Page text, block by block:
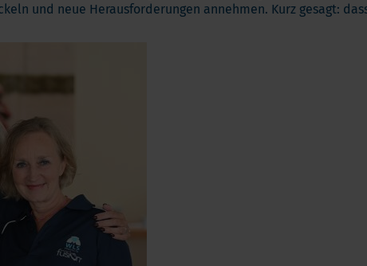
und neue Herausforderungen annehmen. Kurz gesagt: